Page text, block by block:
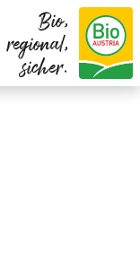
Bio,
regional,
sicher.